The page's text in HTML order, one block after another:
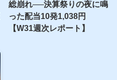
総崩れ──決算祭りの夜に鳴
った配当10発1,038円
【W31週次レポート】